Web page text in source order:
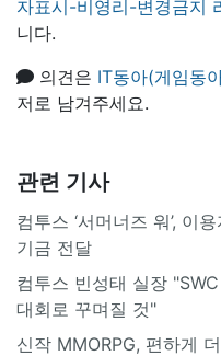
자표시-비영리-변경금지
니다.
의견은 IT동아(게임동
저로 남겨주세요.
관련 기사
컴투스 ‘서머너즈 워’, 이
기금 전달
컴투스 빈성태 실장
대회로 꾸며질 것"
신작 MMORPG, 편하게